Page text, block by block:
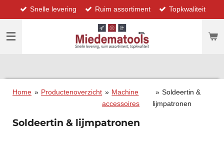
direct
naar
hoofdinhoud
Snelle levering Ruim assortiment Topkwaliteit
Home » Productenoverzicht » Machine
accessoires
» Soldeertin &
lijmpatronen
Soldeertin & lijmpatronen